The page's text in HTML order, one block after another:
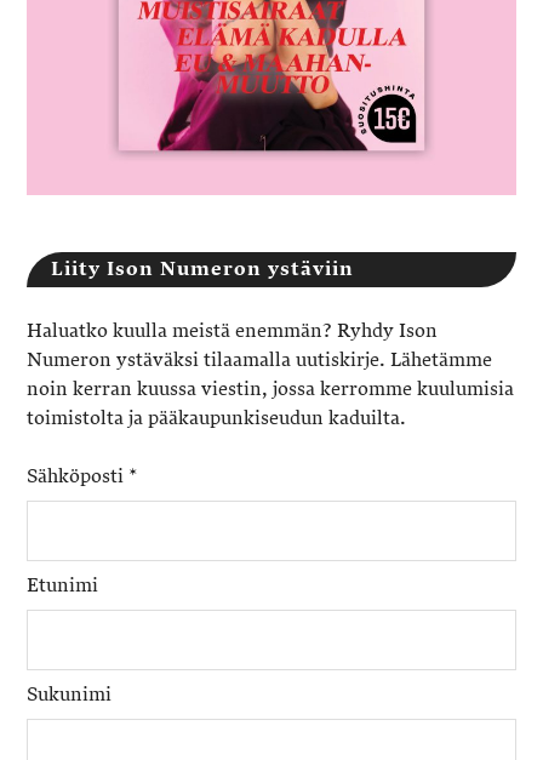
Liity Ison Numeron ystäviin
Haluatko kuulla meistä enemmän? Ryhdy Ison
Numeron ystäväksi tilaamalla uutiskirje. Lähetämme
noin kerran kuussa viestin, jossa kerromme kuulumisia
toimistolta ja pääkaupunkiseudun kaduilta.
Sähköposti *
Etunimi
Sukunimi